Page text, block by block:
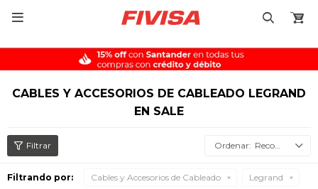

CABLES Y ACCESORIOS DE CABLEADO LEGRAND
EN SALE
Recomendados
Filtrando por: Cables y Accesorios de Cableado
Legrand